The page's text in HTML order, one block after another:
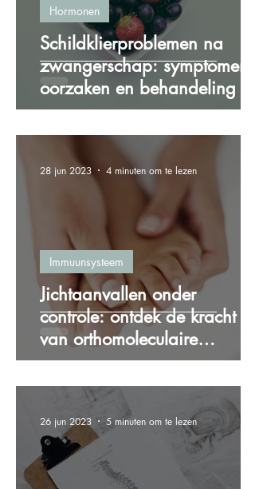
Schildklierproblemen na
zwangerschap: symptomen,
oorzaken en behandeling
Hormonen
Jichtaanvallen onder
controle: ontdek de kracht
van orthomoleculaire
therapie bij jicht
Immuunsysteem
28 jun 2023 4 minuten om te lezen
26 jun 2023 5 minuten om te lezen